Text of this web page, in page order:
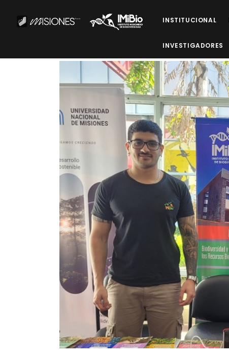
INSTITUCIONAL
INVESTIGADORES